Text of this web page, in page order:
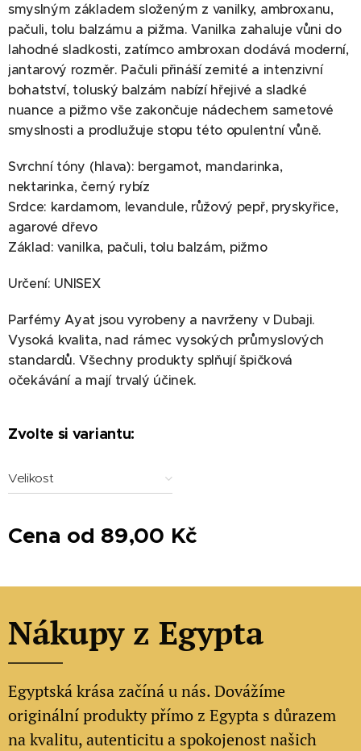
smyslným základem složeným z vanilky, ambroxanu,
pačuli, tolu balzámu a pižma. Vanilka zahaluje vůni do
lahodné sladkosti, zatímco ambroxan dodává moderní,
jantarový rozměr. Pačuli přináší zemité a intenzivní
bohatství, toluský balzám nabízí hřejivé a sladké
nuance a pižmo vše zakončuje nádechem sametové
smyslnosti a prodlužuje stopu této opulentní vůně.
Svrchní tóny (hlava): bergamot, mandarinka,
nektarinka, černý rybíz
Srdce: kardamom, levandule, růžový pepř, pryskyřice,
agarové dřevo
Základ: vanilka, pačuli, tolu balzám, pižmo
Určení: UNISEX
Parfémy Ayat jsou vyrobeny a navrženy v Dubaji.
Vysoká kvalita, nad rámec vysokých průmyslových
standardů. Všechny produkty splňují špičková
očekávání a mají trvalý účinek.
Zvolte si variantu:
Velikost
Cena od 89,00 Kč
Nákupy z Egypta
Egyptská krása začíná u nás. Dovážíme
originální produkty přímo z Egypta s důrazem
na kvalitu, autenticitu a spokojenost našich